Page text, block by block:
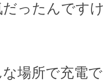
ったんです
場所で充電